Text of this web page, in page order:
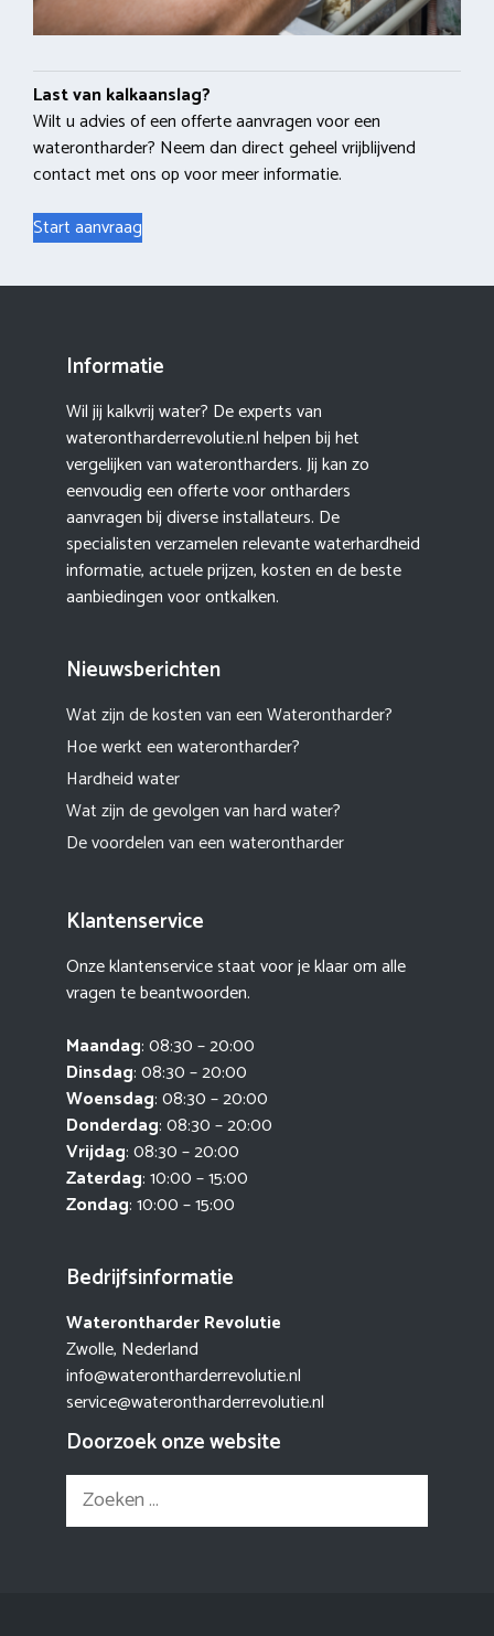
Last van kalkaanslag?
Wilt u advies of een offerte aanvragen voor een
waterontharder? Neem dan direct geheel vrijblijvend
contact met ons op voor meer informatie.
Start aanvraag
Informatie
Wil jij kalkvrij water? De experts van
waterontharderrevolutie.nl helpen bij het
vergelijken van waterontharders. Jij kan zo
eenvoudig een offerte voor ontharders
aanvragen bij diverse installateurs. De
specialisten verzamelen relevante waterhardheid
informatie, actuele prijzen, kosten en de beste
aanbiedingen voor ontkalken.
Nieuwsberichten
Wat zijn de kosten van een Waterontharder?
Hoe werkt een waterontharder?
Hardheid water
Wat zijn de gevolgen van hard water?
De voordelen van een waterontharder
Klantenservice
Onze klantenservice staat voor je klaar om alle
vragen te beantwoorden.
Maandag: 08:30 – 20:00
Dinsdag: 08:30 – 20:00
Woensdag: 08:30 – 20:00
Donderdag: 08:30 – 20:00
Vrijdag: 08:30 – 20:00
Zaterdag: 10:00 – 15:00
Zondag: 10:00 – 15:00
Bedrijfsinformatie
Waterontharder Revolutie
Zwolle, Nederland
info@waterontharderrevolutie.nl
service@waterontharderrevolutie.nl
Doorzoek onze website
Zoek
naar: